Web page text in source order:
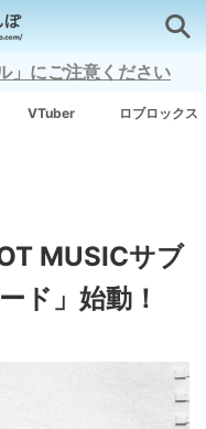
」にご注意ください
VTuber ロブロックス
MUSICサブ
ド」始動！